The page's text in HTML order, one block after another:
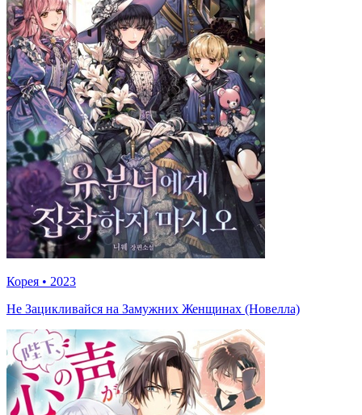
Корея • 2023
Не Зацикливайся на Замужних Женщинах (Новелла)